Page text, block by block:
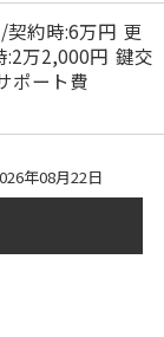
約時:6万円 更
万2,000円 鍵交
ポート費
年08月22日